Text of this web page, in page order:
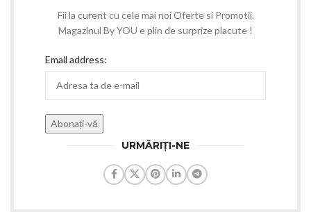
Fii la curent cu cele mai noi Oferte si Promotii.
Magazinul By YOU e plin de surprize placute !
Email address:
URMĂRIȚI-NE